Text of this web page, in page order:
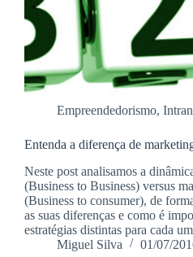
Empreendedorismo,
Entenda a diferença de
Neste post analisamos a
(Business to Business) versus
(Business to consumer), de
as suas diferenças e como é
estratégias distintas para cada
Miguel Silva
01/07/